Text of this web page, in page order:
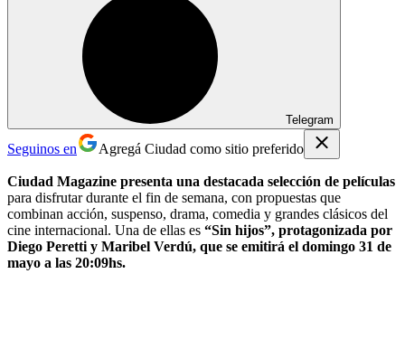
Telegram
Seguinos en Agregá Ciudad como sitio preferido
Ciudad Magazine presenta una destacada selección de películas
para disfrutar durante el fin de semana, con propuestas que
combinan acción, suspenso, drama, comedia y grandes clásicos del
cine internacional. Una de ellas es “Sin hijos”, protagonizada por
Diego Peretti y Maribel Verdú, que se emitirá el domingo 31 de
mayo a las 20:09hs.